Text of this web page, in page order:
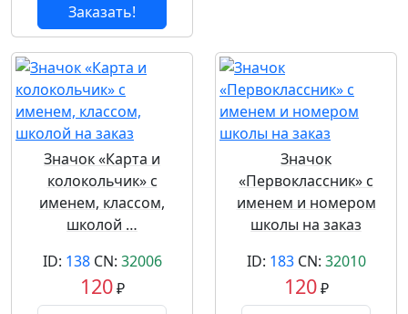
Заказать!
Значок «Карта и
колокольчик» с
именем, классом,
школой …
ID: 138CN: 32006
120₽
Значок
«Первоклассник» с
именем и номером
школы на заказ
ID: 183CN: 32010
120₽